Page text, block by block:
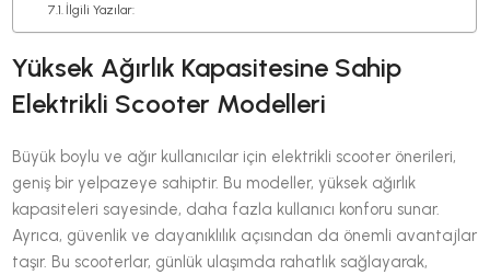
İlgili Yazılar:
Yüksek Ağırlık Kapasitesine Sahip
Elektrikli Scooter Modelleri
Büyük boylu ve ağır kullanıcılar için elektrikli scooter önerileri,
geniş bir yelpazeye sahiptir. Bu modeller, yüksek ağırlık
kapasiteleri sayesinde, daha fazla kullanıcı konforu sunar.
Ayrıca, güvenlik ve dayanıklılık açısından da önemli avantajlar
taşır. Bu scooterlar, günlük ulaşımda rahatlık sağlayarak,